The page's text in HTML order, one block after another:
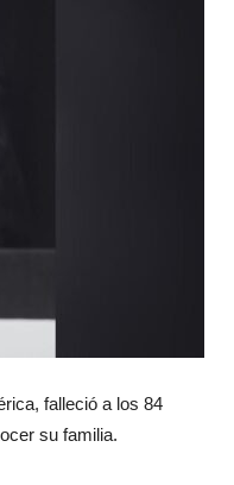
falleció a los 84
su familia.